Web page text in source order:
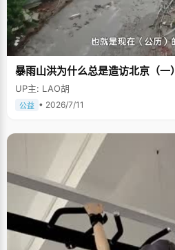
暴雨山洪为什么总是造访北京（一）
UP主: LAO胡
公益 • 2026/7/11